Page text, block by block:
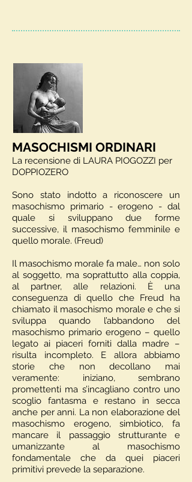
MASOCHISMI ORDINARI
La recensione di LAURA PIOGOZZI per
DOPPIOZERO
Sono stato indotto a riconoscere un
masochismo primario - erogeno - dal
quale si sviluppano due forme
successive, il masochismo femminile e
quello morale. (Freud)
Il masochismo morale fa male… non solo
al soggetto, ma soprattutto alla coppia,
al partner, alle relazioni. È una
conseguenza di quello che Freud ha
chiamato il masochismo morale e che si
sviluppa quando l’abbandono del
masochismo primario erogeno – quello
legato ai piaceri forniti dalla madre –
risulta incompleto. E allora abbiamo
storie che non decollano mai
veramente: iniziano, sembrano
promettenti ma s’incagliano contro uno
scoglio fantasma e restano in secca
anche per anni. La non elaborazione del
masochismo erogeno, simbiotico, fa
mancare il passaggio strutturante e
umanizzante al masochismo
fondamentale che da quei piaceri
primitivi prevede la separazione.